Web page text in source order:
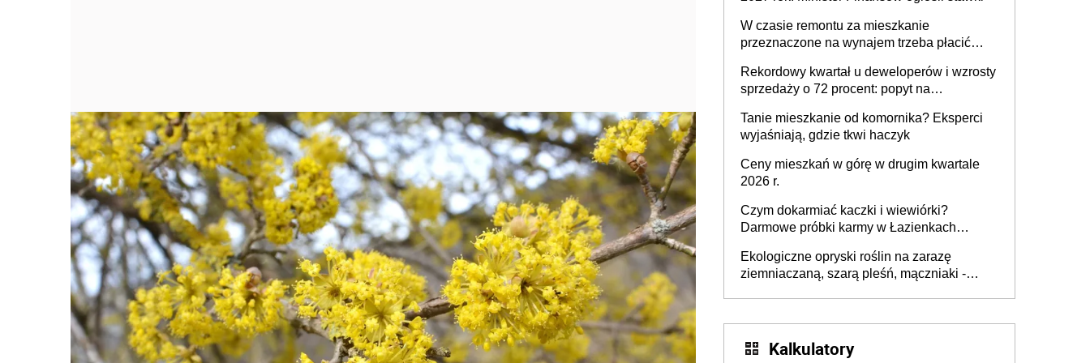
W czasie remontu za mieszkanie
przeznaczone na wynajem trzeba płacić
realizuje w nim potrzeb mieszkaniowych
Rekordowy kwartał u deweloperów i wzrosty
sprzedaży o 72 procent: popyt na
Tanie mieszkanie od komornika? Eksperci
wyjaśniają, gdzie tkwi haczyk
Ceny mieszkań w górę w drugim kwartale
2026 r.
Czym dokarmiać kaczki i wiewiórki?
Darmowe próbki karmy w Łazienkach
edukacyjna]
Ekologiczne opryski roślin na zarazę
ziemniaczaną, szarą pleśń, mączniaki -
Kalkulatory